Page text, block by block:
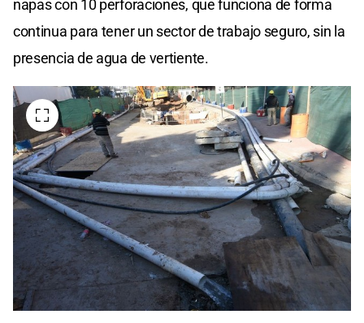
napas con 10 perforaciones, que funciona de forma
continua para tener un sector de trabajo seguro, sin la
presencia de agua de vertiente.